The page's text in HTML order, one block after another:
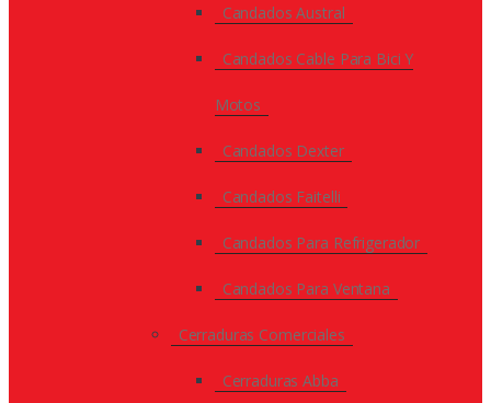
Candados Austral
Candados Cable Para Bici Y
Motos
Candados Dexter
Candados Faitelli
Candados Para Refrigerador
Candados Para Ventana
Cerraduras Comerciales
Cerraduras Abba